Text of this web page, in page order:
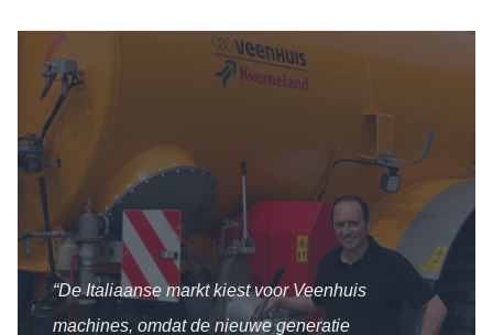
“De Italiaanse markt kiest voor Veenhuis
machines, omdat de nieuwe generatie